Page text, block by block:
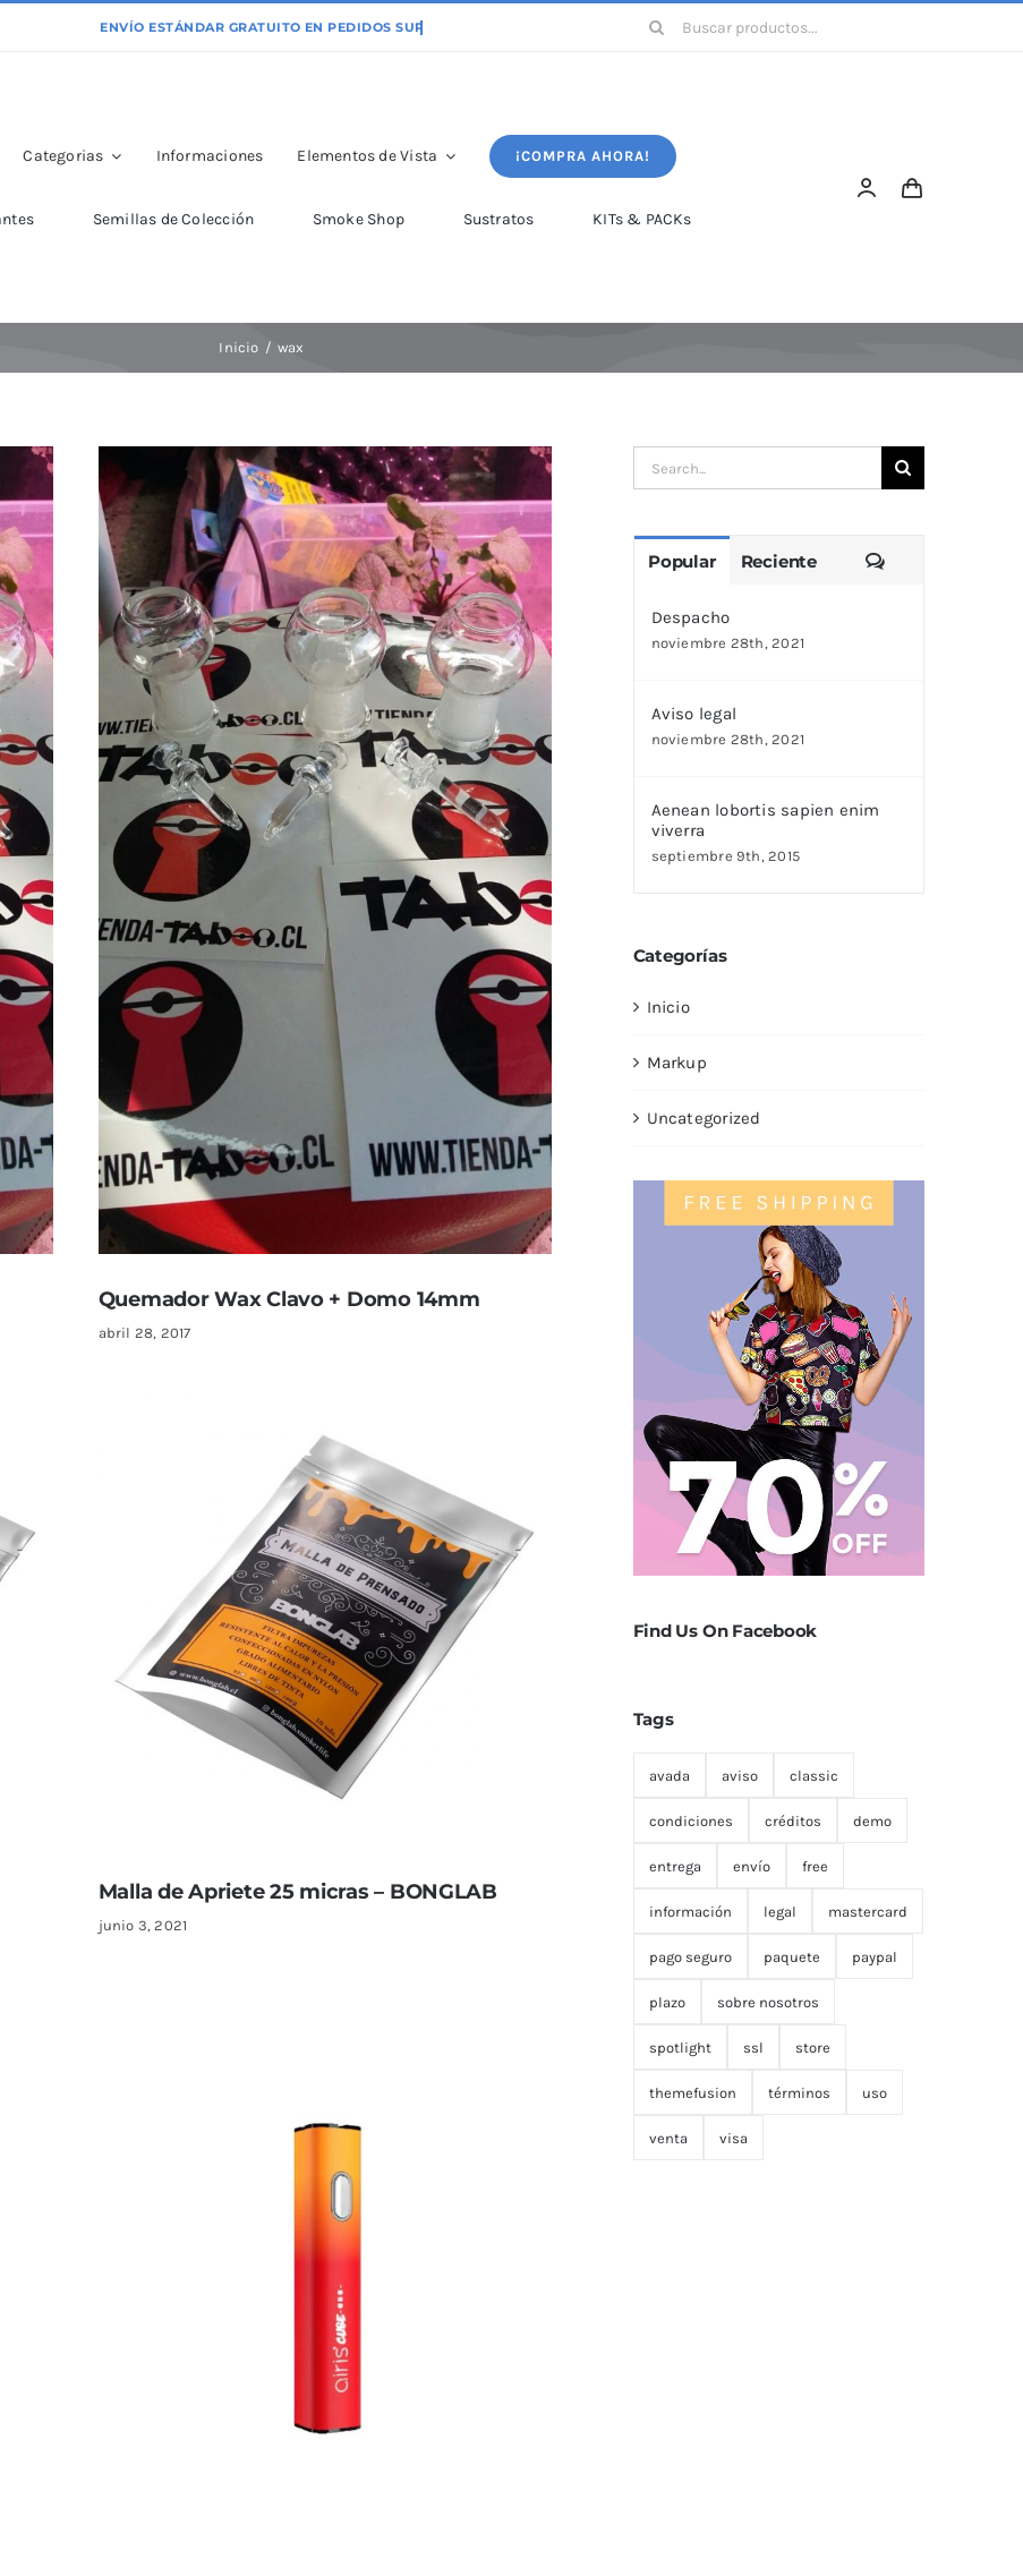
Search
Categorias Informaciones Elementos de Vista ¡COMPRA AHORA!
Semillas de Colección Smoke Shop Sustratos KITs & PACKs
Inicio wax
Quemador Wax Clavo + Domo 14mm
abril 28, 2017
Malla de Apriete 25 micras – BONGLAB
junio 3, 2021
Search
for:
Popular Reciente Comentarios
Despacho
noviembre 28th, 2021
Aviso legal
noviembre 28th, 2021
Aenean lobortis sapien enim
viverra
septiembre 9th, 2015
Categorías
Inicio
Markup
Uncategorized
Find Us On Facebook
Tags
avada aviso classic
condiciones créditos demo
entrega envío free
información legal mastercard
pago seguro paquete paypal
plazo sobre nosotros
spotlight ssl store
themefusion términos uso
venta visa